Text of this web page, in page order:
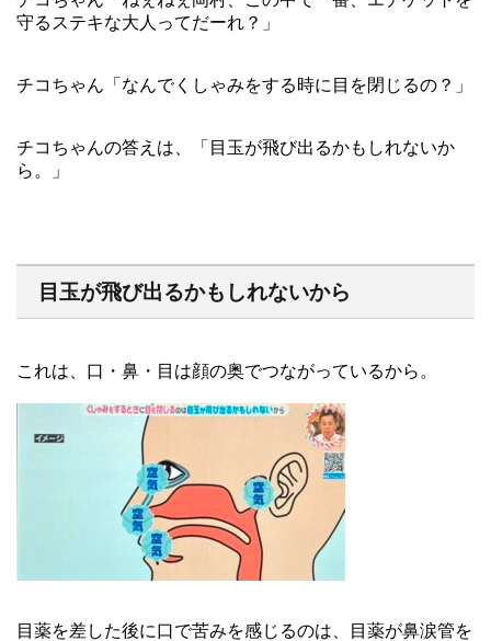
守るステキな大人ってだーれ？」
チコちゃん「なんでくしゃみをする時に目を閉じるの？」
チコちゃんの答えは、「目玉が飛び出るかもしれないか
ら。」
目玉が飛び出るかもしれないから
これは、口・鼻・目は顔の奥でつながっているから。
目薬を差した後に口で苦みを感じるのは、目薬が鼻涙管を